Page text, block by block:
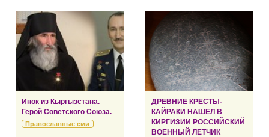
Инок из Кыргызстана.
Герой Советского Союза.
Православные сми
ДРЕВНИЕ КРЕСТЫ-
КАЙРАКИ НАШЕЛ В
КИРГИЗИИ РОССИЙСКИЙ
ВОЕННЫЙ ЛЕТЧИК